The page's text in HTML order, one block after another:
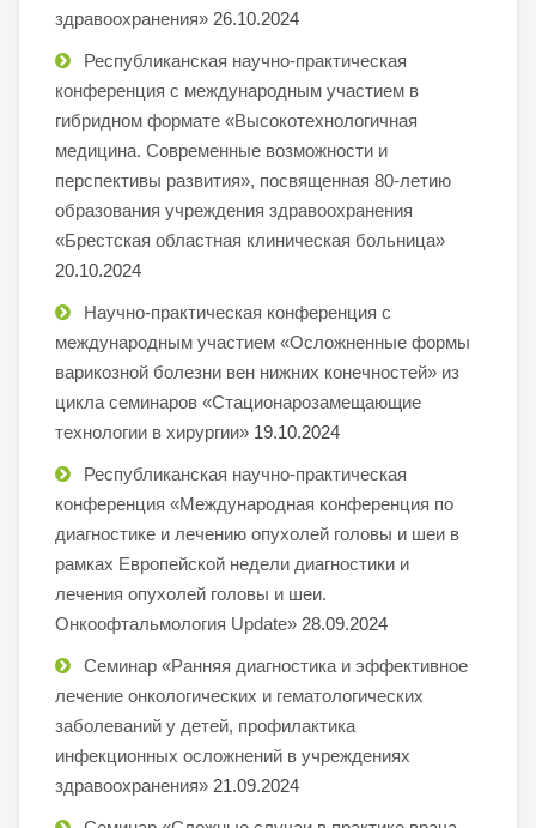
здравоохранения» 26.10.2024
Республиканская научно-практическая
конференция с международным участием в
гибридном формате «Высокотехнологичная
медицина. Современные возможности и
перспективы развития», посвященная 80-летию
образования учреждения здравоохранения
«Брестская областная клиническая больница»
20.10.2024
Научно-практическая конференция с
международным участием «Осложненные формы
варикозной болезни вен нижних конечностей» из
цикла семинаров «Стационарозамещающие
технологии в хирургии» 19.10.2024
Республиканская научно-практическая
конференция «Международная конференция по
диагностике и лечению опухолей головы и шеи в
рамках Европейской недели диагностики и
лечения опухолей головы и шеи.
Онкоофтальмология Update» 28.09.2024
Семинар «Ранняя диагностика и эффективное
лечение онкологических и гематологических
заболеваний у детей, профилактика
инфекционных осложнений в учреждениях
здравоохранения» 21.09.2024